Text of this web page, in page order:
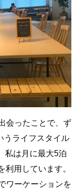
会ったことで、ず
うライフスタイル
私は月に最大5泊
利用しています。
ワーケーションを